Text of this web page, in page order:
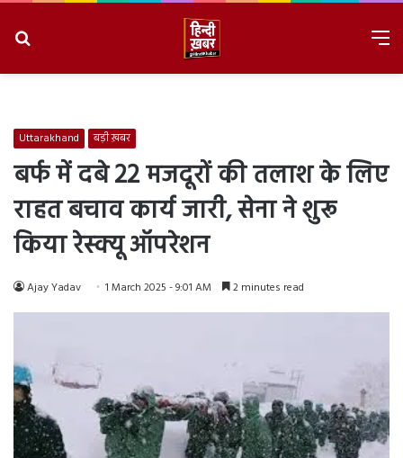
Uttarakhand बड़ी ख़बर
बर्फ में दबे 22 मजदूरों की तलाश के लिए
राहत बचाव कार्य जारी, सेना ने शुरू
क‍िया रेस्क्यू ऑपरेशन
Ajay Yadav 1 March 2025 - 9:01 AM 2 minutes read